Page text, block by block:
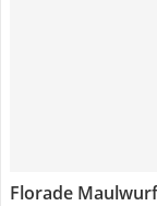
Florade